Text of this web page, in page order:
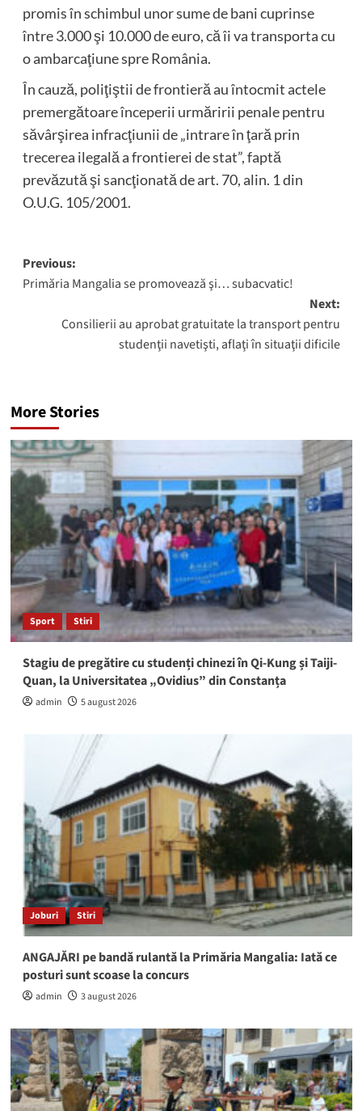
promis în schimbul unor sume de bani cuprinse
între 3.000 şi 10.000 de euro, că îi va transporta cu
o ambarcaţiune spre România.
În cauză, poliţiştii de frontieră au întocmit actele
premergătoare începerii urmăririi penale pentru
săvârşirea infracţiunii de „intrare în ţară prin
trecerea ilegală a frontierei de stat”, faptă
prevăzută şi sancţionată de art. 70, alin. 1 din
O.U.G. 105/2001.
Post
navigation
Previous:
Primăria Mangalia se promovează şi… subacvatic!
Next:
Consilierii au aprobat gratuitate la transport pentru
studenţii navetişti, aflaţi în situaţii dificile
More Stories
Sport Stiri
Stagiu de pregătire cu studenți chinezi în Qi-Kung și Taiji-
Quan, la Universitatea „Ovidius” din Constanța
admin 5 august 2026
Joburi Stiri
ANGAJĂRI pe bandă rulantă la Primăria Mangalia: Iată ce
posturi sunt scoase la concurs
admin 3 august 2026